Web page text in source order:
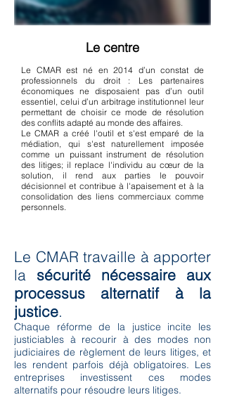
Le centre
Le CMAR est né en 2014 d’un constat de
professionnels du droit : Les partenaires
économiques ne disposaient pas d’un outil
essentiel, celui d’un arbitrage institutionnel leur
permettant de choisir ce mode de résolution
des conflits adapté au monde des affaires.
Le CMAR a créé l'outil et s'est emparé de la
médiation, qui s'est naturellement imposée
comme un puissant instrument de résolution
des litiges; il replace l'individu au cœur de la
solution, il rend aux parties le pouvoir
décisionnel et contribue à l'apaisement et à la
consolidation des liens commerciaux comme
personnels.
Le CMAR travaille à apporter
la sécurité nécessaire aux
processus alternatif à la
justice.
Chaque réforme de la justice incite les
justiciables à recourir à des modes non
judiciaires de règlement de leurs litiges, et
les rendent parfois déjà obligatoires. Les
entreprises investissent ces modes
alternatifs pour résoudre leurs litiges.